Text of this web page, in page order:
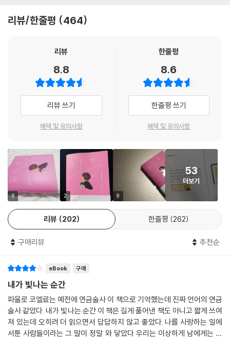
기다리는 인내심과 어떤 상황에도 물러서지 않는 투지. ‘단순해 보이지만
---「옮긴이의 말」중에서
파울로 코엘료는 에세이 『마법의 순간』 『마크툽』을 통해 사랑, 용기, 인생
알려주었다. 『내가 빛나는 순간』 역시 수많은 실패의 경험 속에서도 절대
워지세요. 당신은 지금 아주 잘하고 있으니까요”라는 코엘료의 응원의 말
처럼 이 책은 내면의 불안과 우울을 떨치고 진정으로 ‘나’와 가까워질 수 있
도록 안내자가 되어준다.
“나를 알면 알수록 멀리 나아갈 수 있습니다
소리 내 읽으면 행복해지는 파울로 코엘료의 말!
파울로 코엘료는 SNS 팔로워가 가장 많은 작가로, 그의 트위터에는 매일
영어, 스페인어, 프랑스어, 포르투갈어 등 다양한 나라의 언어로 짧은 글이
올라온다. 그중 전 세계의 팔로워를 열광시킨 글을 선별해 엮은 『마법의 순
간』이 국내 독자뿐만 아니라 해외 독자들에게 많은 사랑을 받았다. 이 책은
『마법의 순간』 두 번째 이야기로, 나를 사랑하기 시작하면 세상이 놀랄 만
는 스스로의 좋은 점을 발견하고, 내 마음의 목소리에 귀 기울이게 해주는
글들을 담았다. 1장에서는 “나를 알면 알수록 멀리 나아갈 수 있습니다. 자
신이 생각했던 것보다 훨씬 더”(「나를 알면 알수록」)라는 코엘료의 말처럼
자신을 믿고 한 걸음 앞으로 나아가라고 용기를 주고 있고, 2장에서는 “분
명 행복해질 겁니다. 살아 있으므로 인생은 근사한 축제입니다”(「현재형
인간」)라고 지치고 상처받은 마음에 위로를 전한다.
리뷰/한줄평 464
리뷰
8.8
리뷰 쓰기
혜택 및 유의사항
한줄평
8.6
한줄평 쓰기
혜택 및 유의사항
9 2 9
53
더보기
리뷰 202 한줄평 262
구매리뷰 추천순
eBook 구매
내가 빛나는 순간
파울로 코엘료는 예전에 연금술사 이 책으로 기억했는데 진짜 언어의 연금
술사 같았다. 내가 빛나는 순간 이 책은 길게 풀어낸 책도 아니고 짧게 쓰여
져 있는데 오히려 더 읽으면서 답답하지 않고 좋았다. 나를 사랑하는 일에
서툰 사람들이라는 그 말이 정말 와 닿았다 우리는 이상하게 남에게는 관